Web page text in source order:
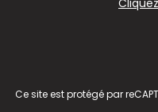
Ce site est protégé par